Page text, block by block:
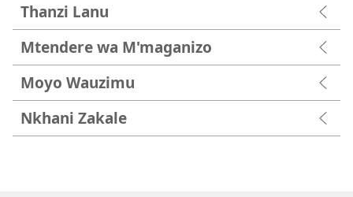
Thanzi Lanu
Mtendere wa M'maganizo
Moyo Wauzimu
Nkhani Zakale